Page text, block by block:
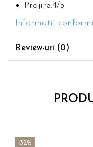
Prajire:4/5
Informatii
Review-uri (0)
-32%